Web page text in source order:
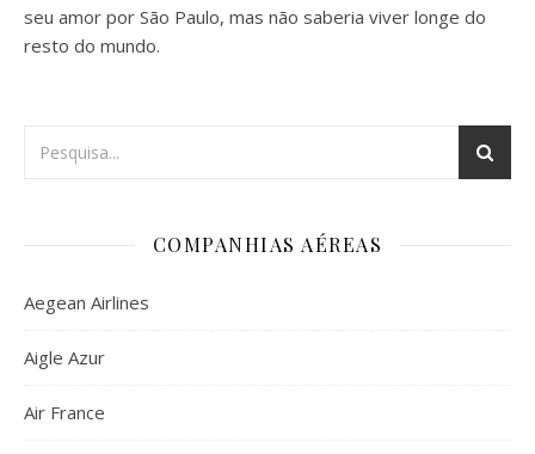
seu amor por São Paulo, mas não saberia viver longe do
resto do mundo.
COMPANHIAS AÉREAS
Aegean Airlines
Aigle Azur
Air France